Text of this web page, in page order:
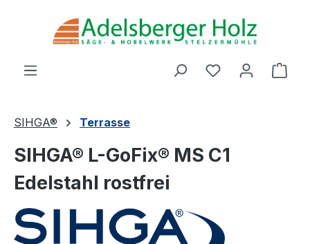
Zum Hauptinhalt springen
Du hast 0
SIHGA® Terrasse
SIHGA® L-GoFix® MS C1
Edelstahl rostfrei